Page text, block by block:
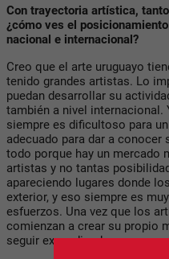
Con trayectoria artística,
¿cómo ves el
nacional e internacional?
Creo que el arte uruguayo
tenido grandes artistas. Lo
puedan desarrollar su
también a nivel internacional.
siempre es dificultoso para
adecuado para dar a
todo porque hay un mercado
artistas y no tantas
apareciendo lugares donde
exterior, y eso siempre es
esfuerzos. Una vez que los
comienzan a crear su propio
seguir expandiendo su